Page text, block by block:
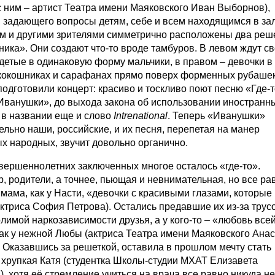
ним – артист Театра имени Маяковского Иван Выборнов),
задающего вопросы детям, себе и всем находящимся в
и другими зрителями симметрично расположены два
Они создают что-то вроде тамбуров. В левом ждут
в одинаковую форму мальчики, в правом – девочки в
и сарафанах прямо поверх форменных
концерт: красиво и тоскливо поют песню «Где-
до выхода закона об использовании
названии еще и слово Intrenational. Теперь «Иванушки»
наши, российские, и их песня, перепетая на манер
народных, звучит довольно органично.
заключенных многое осталось «где-то».
родители, а точнее, пьющая и невнимательная, но все
как у Насти, «девочки с красивыми глазами, которые
София Петрова). Остались предавшие их из-за
наркозависимости друзья, а у кого-то – «любовь
у нежной Любы (актриса Театра имени Маяковского
за решеткой, оставила в прошлом мечту стать
Катя (студентка Школы-студии МХАТ Елизавета